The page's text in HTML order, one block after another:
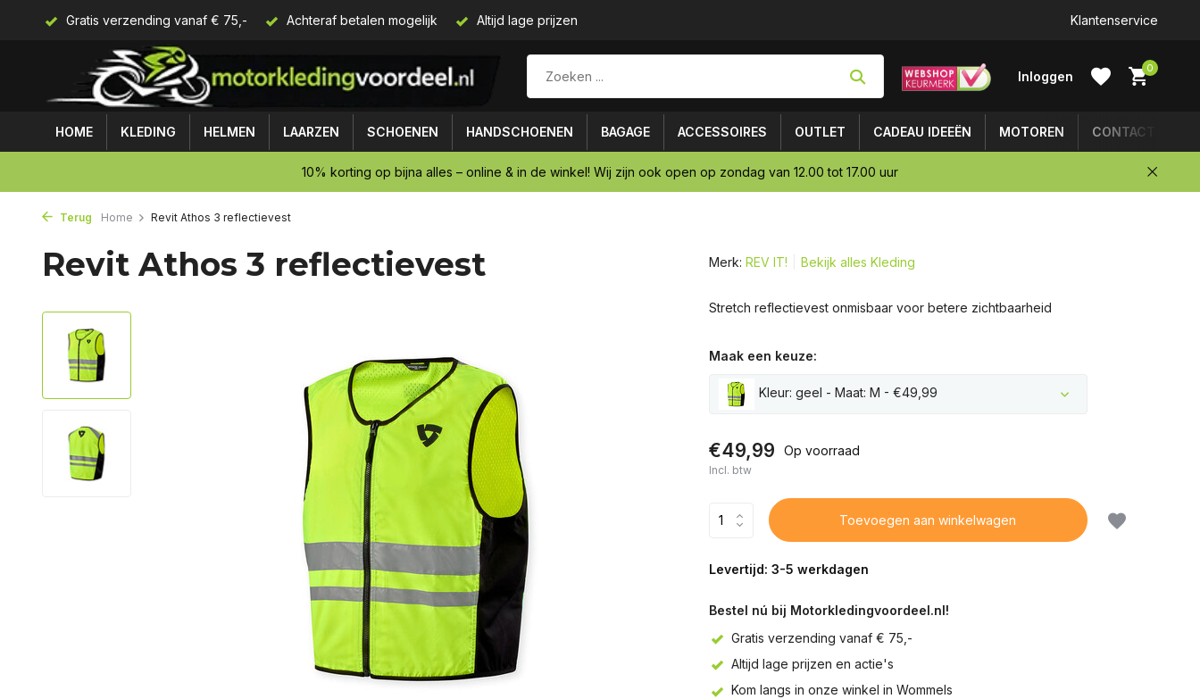
Gratis verzending vanaf € 75,- Achteraf betalen mogelijk Altijd lage prijzen Klantenservice
Inloggen
0
HOME KLEDING HELMEN LAARZEN SCHOENEN HANDSCHOENEN BAGAGE ACCESSOIRES OUTLET CADEAU IDEEËN MOTOREN CONTACT
10% korting op bijna alles – online & in de winkel! Wij zijn ook open op zondag van 12.00 tot 17.00 uur
Terug Home Revit Athos 3 reflectievest
Revit Athos 3 reflectievest Merk: REV IT! Bekijk alles Kleding
Stretch reflectievest onmisbaar voor betere zichtbaarheid
Maak een keuze:
Kleur: geel - Maat: M - €49,99
€49,99 Op voorraad
Incl. btw
Toevoegen aan winkelwagen
Levertijd: 3-5 werkdagen
Bestel nú bij Motorkledingvoordeel.nl!
Gratis verzending vanaf € 75,-
Altijd lage prijzen en actie's
Kom langs in onze winkel in Wommels